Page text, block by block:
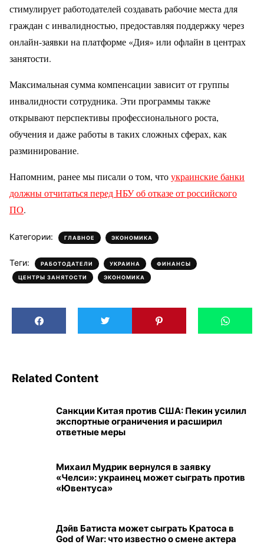
стимулирует работодателей создавать рабочие места для
граждан с инвалидностью, предоставляя поддержку через
онлайн-заявки на платформе «Дия» или офлайн в центрах
занятости.
Максимальная сумма компенсации зависит от группы
инвалидности сотрудника. Эти программы также
открывают перспективы профессионального роста,
обучения и даже работы в таких сложных сферах, как
разминирование.
Напомним, ранее мы писали о том, чтоукраинские банки
должны отчитаться перед НБУ об отказе от российского
ПО.
Категории: ГЛАВНОЕ , ЭКОНОМИКА
Теги: РАБОТОДАТЕЛИ , УКРАИНА , ФИНАНСЫ ,
ЦЕНТРЫ ЗАНЯТОСТИ , ЭКОНОМИКА
Related Content
Санкции Китая против США: Пекин усилил
экспортные ограничения и расширил
ответные меры
Михаил Мудрик вернулся в заявку
«Челси»: украинец может сыграть против
«Ювентуса»
Дэйв Батиста может сыграть Кратоса в
God of War: что известно о смене актера